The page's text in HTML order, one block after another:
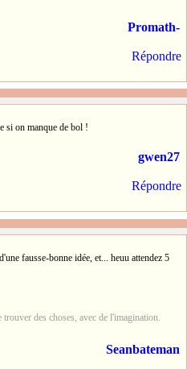
Promath-
Répondre
si on manque de bol !
gwen27
Répondre
fausse-bonne idée, et... heuu attendez 5
des choses, avec de l'imagination.
Seanbateman